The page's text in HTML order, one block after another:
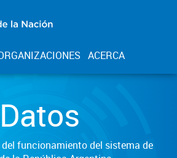
ACERCA
Datos
funcionamiento del sistema de